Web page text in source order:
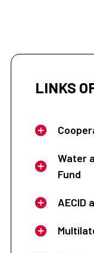
LINKS
Water
Fund
AECID